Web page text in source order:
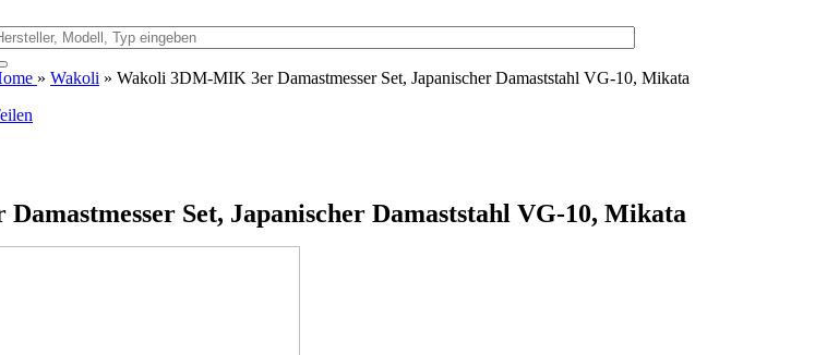
» Wakoli » Wakoli 3DM-MIK 3er Damastmesser Set, Japanischer Damaststahl VG-10, Mikata
Set, Japanischer Damaststahl VG-10, Mikata